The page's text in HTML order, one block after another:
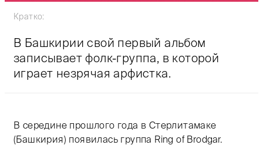
Кратко:
В Башкирии свой первый альбом
записывает фолк-группа, в которой
играет незрячая арфистка.
В середине прошлого года в Стерлитамаке
(Башкирия) появилась группа Ring of Brodgar.